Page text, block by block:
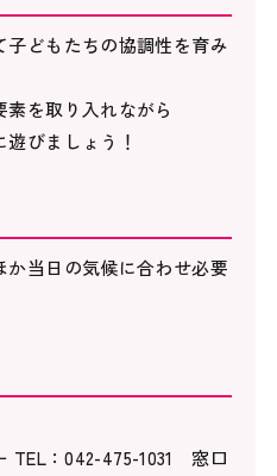
どもたちの協調性を育み
を取り入れながら
びましょう！
か当日の気候に合わせ必要
TEL：042-475-1031 窓口